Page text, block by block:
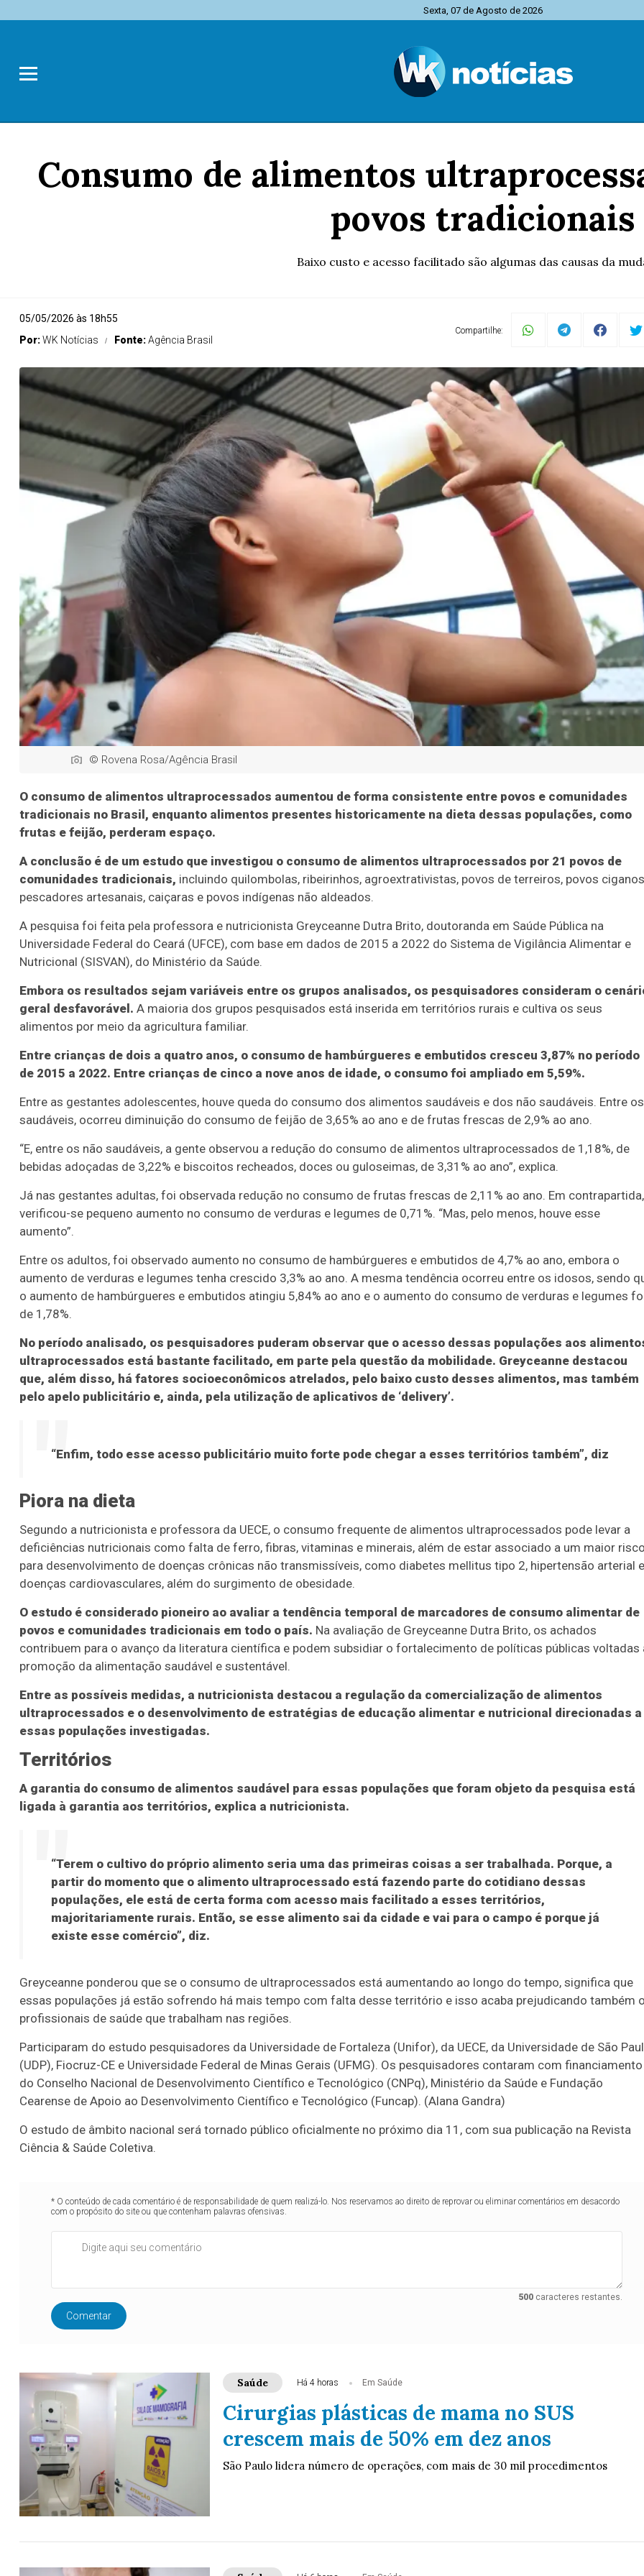
Sexta, 07 de Agosto de 2026
Consumo de alimentos
povos tradicionais
Baixo custo e acesso facilitado são algumas das causas da
05/05/2026 às 18h55
Por:WK Notícias Fonte:Agência Brasil
Compartilhe:
© Rovena Rosa/Agência Brasil
O consumo de alimentos ultraprocessados aumentou de forma consistente entre povos e comunidades
tradicionais no Brasil, enquanto alimentos presentes historicamente na dieta dessas populações, como
frutas e feijão, perderam espaço.
A conclusão é de um estudo que investigou o consumo de alimentos ultraprocessados por 21 povos de
comunidades tradicionais, incluindo quilombolas, ribeirinhos, agroextrativistas, povos de terreiros, povos
pescadores artesanais, caiçaras e povos indígenas não aldeados.
A pesquisa foi feita pela professora e nutricionista Greyceanne Dutra Brito, doutoranda em Saúde Pública na
Universidade Federal do Ceará (UFCE), com base em dados de 2015 a 2022 do Sistema de Vigilância Alimentar e
Nutricional (SISVAN), do Ministério da Saúde.
Embora os resultados sejam variáveis entre os grupos analisados, os pesquisadores consideram o
geral desfavorável. A maioria dos grupos pesquisados está inserida em territórios rurais e cultiva os seus
alimentos por meio da agricultura familiar.
Entre crianças de dois a quatro anos, o consumo de hambúrgueres e embutidos cresceu 3,87% no período
de 2015 a 2022. Entre crianças de cinco a nove anos de idade, o consumo foi ampliado em 5,59%.
Entre as gestantes adolescentes, houve queda do consumo dos alimentos saudáveis e dos não saudáveis. Entre os
saudáveis, ocorreu diminuição do consumo de feijão de 3,65% ao ano e de frutas frescas de 2,9% ao ano.
“E, entre os não saudáveis, a gente observou a redução do consumo de alimentos ultraprocessados de 1,18%, de
bebidas adoçadas de 3,22% e biscoitos recheados, doces ou guloseimas, de 3,31% ao ano”, explica.
Já nas gestantes adultas, foi observada redução no consumo de frutas frescas de 2,11% ao ano. Em contrapartida,
verificou-se pequeno aumento no consumo de verduras e legumes de 0,71%. “Mas, pelo menos, houve esse
aumento”.
Entre os adultos, foi observado aumento no consumo de hambúrgueres e embutidos de 4,7% ao ano, embora o
aumento de verduras e legumes tenha crescido 3,3% ao ano. A mesma tendência ocorreu entre os idosos, sendo
o aumento de hambúrgueres e embutidos atingiu 5,84% ao ano e o aumento do consumo de verduras e legumes
de 1,78%.
No período analisado, os pesquisadores puderam observar que o acesso dessas populações aos
ultraprocessados está bastante facilitado, em parte pela questão da mobilidade. Greyceanne destacou
que, além disso, há fatores socioeconômicos atrelados, pelo baixo custo desses alimentos, mas também
pelo apelo publicitário e, ainda, pela utilização de aplicativos de ‘delivery’.
“Enfim, todo esse acesso publicitário muito forte pode chegar a esses territórios também”, diz
Piora na dieta
Segundo a nutricionista e professora da UECE, o consumo frequente de alimentos ultraprocessados pode levar a
deficiências nutricionais como falta de ferro, fibras, vitaminas e minerais, além de estar associado a um maior
para desenvolvimento de doenças crônicas não transmissíveis, como diabetes mellitus tipo 2, hipertensão arterial e
doenças cardiovasculares, além do surgimento de obesidade.
O estudo é considerado pioneiro ao avaliar a tendência temporal de marcadores de consumo alimentar de
povos e comunidades tradicionais em todo o país. Na avaliação de Greyceanne Dutra Brito, os achados
contribuem para o avanço da literatura científica e podem subsidiar o fortalecimento de políticas públicas voltadas
promoção da alimentação saudável e sustentável.
Entre as possíveis medidas, a nutricionista destacou a regulação da comercialização de alimentos
ultraprocessados e o desenvolvimento de estratégias de educação alimentar e nutricional direcionadas a
essas populações investigadas.
Territórios
A garantia do consumo de alimentos saudável para essas populações que foram objeto da pesquisa está
ligada à garantia aos territórios, explica a nutricionista.
“Terem o cultivo do próprio alimento seria uma das primeiras coisas a ser trabalhada. Porque, a
partir do momento que o alimento ultraprocessado está fazendo parte do cotidiano dessas
populações, ele está de certa forma com acesso mais facilitado a esses territórios,
majoritariamente rurais. Então, se esse alimento sai da cidade e vai para o campo é porque já
existe esse comércio”, diz.
Greyceanne ponderou que se o consumo de ultraprocessados está aumentando ao longo do tempo, significa que
essas populações já estão sofrendo há mais tempo com falta desse território e isso acaba prejudicando também
profissionais de saúde que trabalham nas regiões.
Participaram do estudo pesquisadores da Universidade de Fortaleza (Unifor), da UECE, da Universidade de São
(UDP), Fiocruz-CE e Universidade Federal de Minas Gerais (UFMG). Os pesquisadores contaram com financiamento
do Conselho Nacional de Desenvolvimento Científico e Tecnológico (CNPq), Ministério da Saúde e Fundação
Cearense de Apoio ao Desenvolvimento Científico e Tecnológico (Funcap). (Alana Gandra)
O estudo de âmbito nacional será tornado público oficialmente no próximo dia 11, com sua publicação na Revista
Ciência & Saúde Coletiva.
* O conteúdo de cada comentário é de responsabilidade de quem realizá-lo. Nos reservamos ao direito de reprovar ou eliminar comentários em desacordo
com o propósito do site ou que contenham palavras ofensivas.
500caracteres restantes.
Comentar
Saúde Há 4 horas Em Saúde
Cirurgias plásticas de mama no SUS
crescem mais de 50% em dez anos
São Paulo lidera número de operações, com mais de 30 mil procedimentos